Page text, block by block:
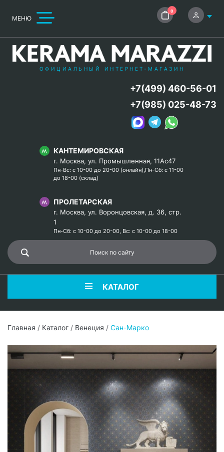
МЕНЮ
0
ОФИЦИАЛЬНЫЙ ИНТЕРНЕТ-МАГАЗИН
КАНТЕМИРОВСКАЯ
г. Москва, ул. Промышленная, 11Ас47
Пн-Вс: с 10-00 до 20-00 (онлайн),Пн-Сб: с 11-00
до 18-00 (склад)
ПРОЛЕТАРСКАЯ
г. Москва, ул. Воронцовская, д. 36, стр.
1
Пн-Сб: с 10-00 до 20-00, Вс: с 10-00 до 18-00
+7(499) 460-56-01
+7(985) 025-48-73
КАТАЛОГ
Главная / Каталог / Венеция / Сан-Марко